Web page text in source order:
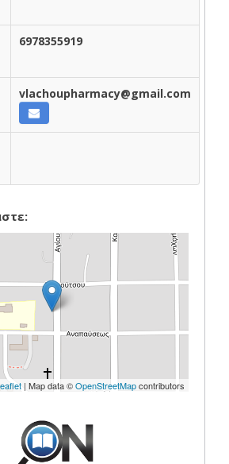
6978355919
vlachoupharmacy@gmail.com
| Map data ©OpenStreetMapcontributors